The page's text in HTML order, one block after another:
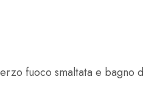
fuoco smaltata e bagno